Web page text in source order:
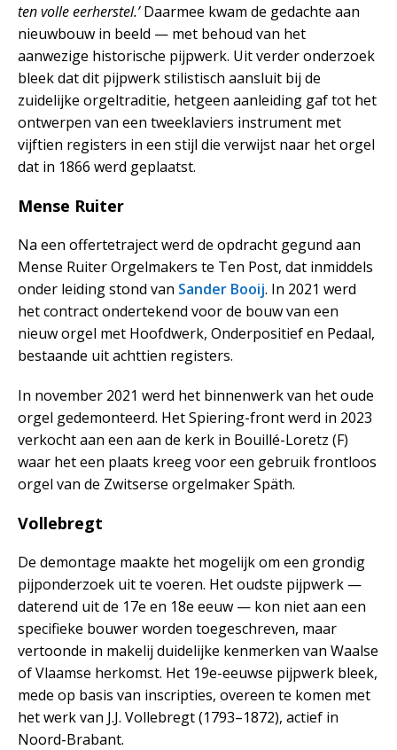
ten volle eerherstel.’Daarmee kwam de gedachte aan
nieuwbouw in beeld — met behoud van het
aanwezige historische pijpwerk. Uit verder onderzoek
bleek dat dit pijpwerk stilistisch aansluit bij de
zuidelijke orgeltraditie, hetgeen aanleiding gaf tot het
ontwerpen van een tweeklaviers instrument met
vijftien registers in een stijl die verwijst naar het orgel
dat in 1866 werd geplaatst.
Mense Ruiter
Na een offertetraject werd de opdracht gegund aan
Mense Ruiter Orgelmakers te Ten Post, dat inmiddels
onder leiding stond van Sander Booij. In 2021 werd
het contract ondertekend voor de bouw van een
nieuw orgel met Hoofdwerk, Onderpositief en Pedaal,
bestaande uit achttien registers.
In november 2021 werd het binnenwerk van het oude
orgel gedemonteerd. Het Spiering-front werd in 2023
verkocht aan een aan de kerk in Bouillé-Loretz (F)
waar het een plaats kreeg voor een gebruik frontloos
orgel van de Zwitserse orgelmaker Späth.
Vollebregt
De demontage maakte het mogelijk om een grondig
pijponderzoek uit te voeren. Het oudste pijpwerk —
daterend uit de 17e en 18e eeuw — kon niet aan een
specifieke bouwer worden toegeschreven, maar
vertoonde in makelij duidelijke kenmerken van Waalse
of Vlaamse herkomst. Het 19e-eeuwse pijpwerk bleek,
mede op basis van inscripties, overeen te komen met
het werk van J.J. Vollebregt (1793–1872), actief in
Noord-Brabant.